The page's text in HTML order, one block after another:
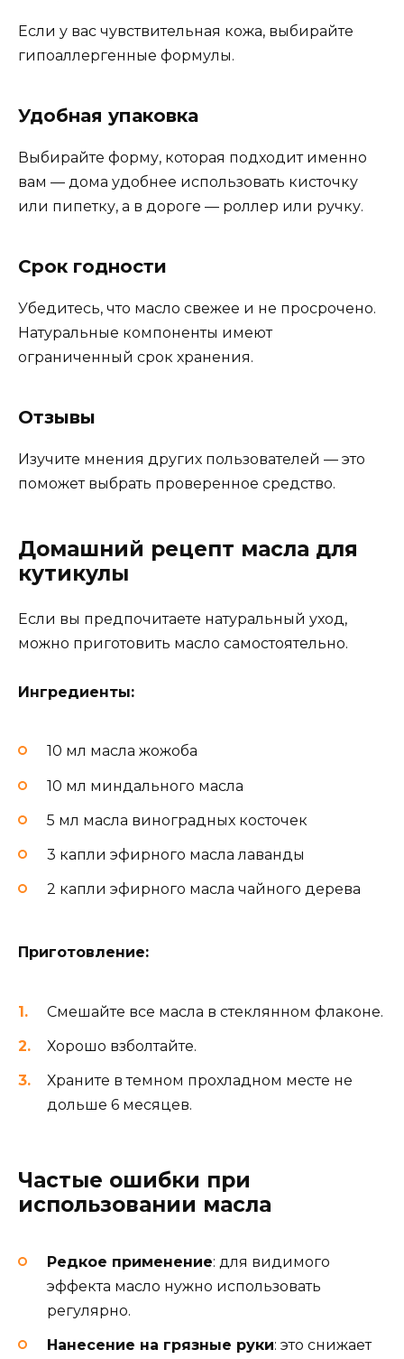
Если у вас чувствительная кожа, выбирайте
гипоаллергенные формулы.
Удобная упаковка
Выбирайте форму, которая подходит именно
вам — дома удобнее использовать кисточку
или пипетку, а в дороге — роллер или ручку.
Срок годности
Убедитесь, что масло свежее и не просрочено.
Натуральные компоненты имеют
ограниченный срок хранения.
Отзывы
Изучите мнения других пользователей — это
поможет выбрать проверенное средство.
Домашний рецепт масла для
кутикулы
Если вы предпочитаете натуральный уход,
можно приготовить масло самостоятельно.
Ингредиенты:
10 мл масла жожоба
10 мл миндального масла
5 мл масла виноградных косточек
3 капли эфирного масла лаванды
2 капли эфирного масла чайного дерева
Приготовление:
Смешайте все масла в стеклянном флаконе.
Хорошо взболтайте.
Храните в темном прохладном месте не
дольше 6 месяцев.
Частые ошибки при
использовании масла
Редкое применение: для видимого
эффекта масло нужно использовать
регулярно.
Нанесение на грязные руки: это снижает